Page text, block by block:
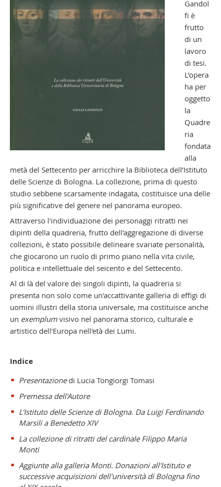
Gandol
fi è
frutto
di un
lavoro
di tesi.
L’opera
ha per
oggetto
la
Quadre
ria
fondata
alla
metà del Settecento per arricchire la Biblioteca dell’Istituto
delle Scienze di Bologna. La collezione, prima di questo
studio sebbene scarsamente indagata, costituisce una delle
più significative del genere nel panorama europeo.
Attraverso l'individuazione dei personaggi ritratti nei
dipinti della quadreria, frutto dell'aggregazione di diverse
collezioni, è stato possibile delineare svariate personalità,
che giocarono un ruolo di primo piano nella vita civile,
politica e intellettuale del seicento e del Settecento.
Al di là del valore dei singoli dipinti, la quadreria si
presenta non solo come un'accattivante galleria di effigi di
uomini illustri della storia universale, ma costituisce anche
un exemplumvisivo nel panorama storico, culturale e
artistico dell'Europa nell'età dei Lumi.
Indice
Presentazionedi Lucia Tongiorgi Tomasi
Premessa dell'Autore
L'Istituto delle Scienze di Bologna. Da Luigi Ferdinando
Marsili a Benedetto XIV
La collezione di ritratti del cardinale Filippo Maria
Monti
Aggiunte alla galleria Monti. Donazioni all'Istituto e
successive acquisizioni dell'università di Bologna fino